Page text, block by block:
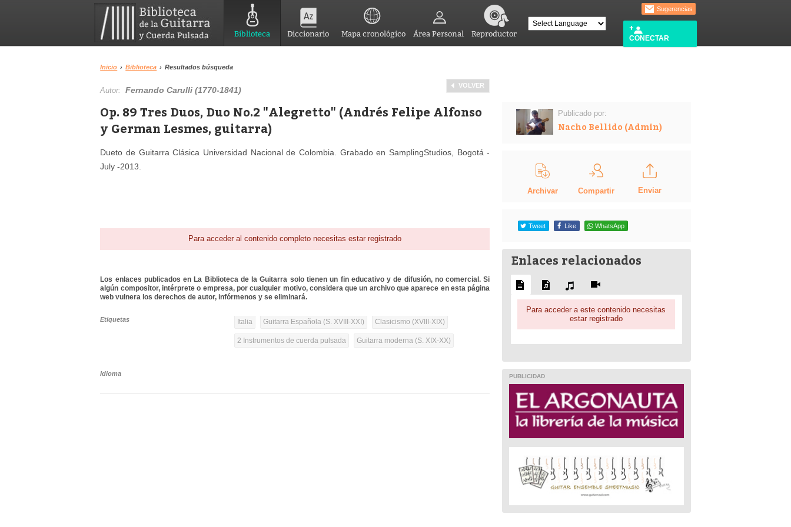
Biblioteca Diccionario Mapa cronológico Área Personal Reproductor
Sugerencias
CONECTAR
Inicio › Biblioteca › Resultados búsqueda
VOLVER
Autor:Fernando Carulli (1770-1841)
Op. 89 Tres Duos, Duo No.2 "Alegretto" (Andrés Felipe Alfonso
y German Lesmes, guitarra)
Dueto de Guitarra Clásica Universidad Nacional de Colombia. Grabado en SamplingStudios, Bogotá -
July -2013.
Para acceder al contenido completo necesitas estar registrado
Los enlaces publicados en La Biblioteca de la Guitarra solo tienen un fin educativo y de difusión, no comercial. Si
algún compositor, intérprete o empresa, por cualquier motivo, considera que un archivo que aparece en esta página
web vulnera los derechos de autor, infórmenos y se eliminará.
Etiquetas Italia Guitarra Española (S. XVIII-XXI) Clasicismo (XVIII-XIX)
2 Instrumentos de cuerda pulsada Guitarra moderna (S. XIX-XX)
Idioma
Publicado por:
Nacho Bellido (Admin)
Archivar Compartir Enviar
Tweet Like WhatsApp
Enlaces relacionados
Para acceder a este contenido necesitas
estar registrado
PUBLICIDAD